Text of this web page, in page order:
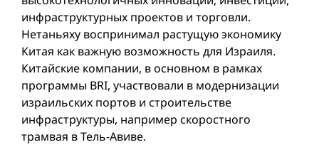
инфраструктурных проектов и торговли.
Нетаньяху воспринимал растущую экономику
Китая как важную возможность для Израиля.
Китайские компании, в основном в рамках
программы BRI, участвовали в модернизации
израильских портов и строительстве
инфраструктуры, например скоростного
трамвая в Тель-Авиве.